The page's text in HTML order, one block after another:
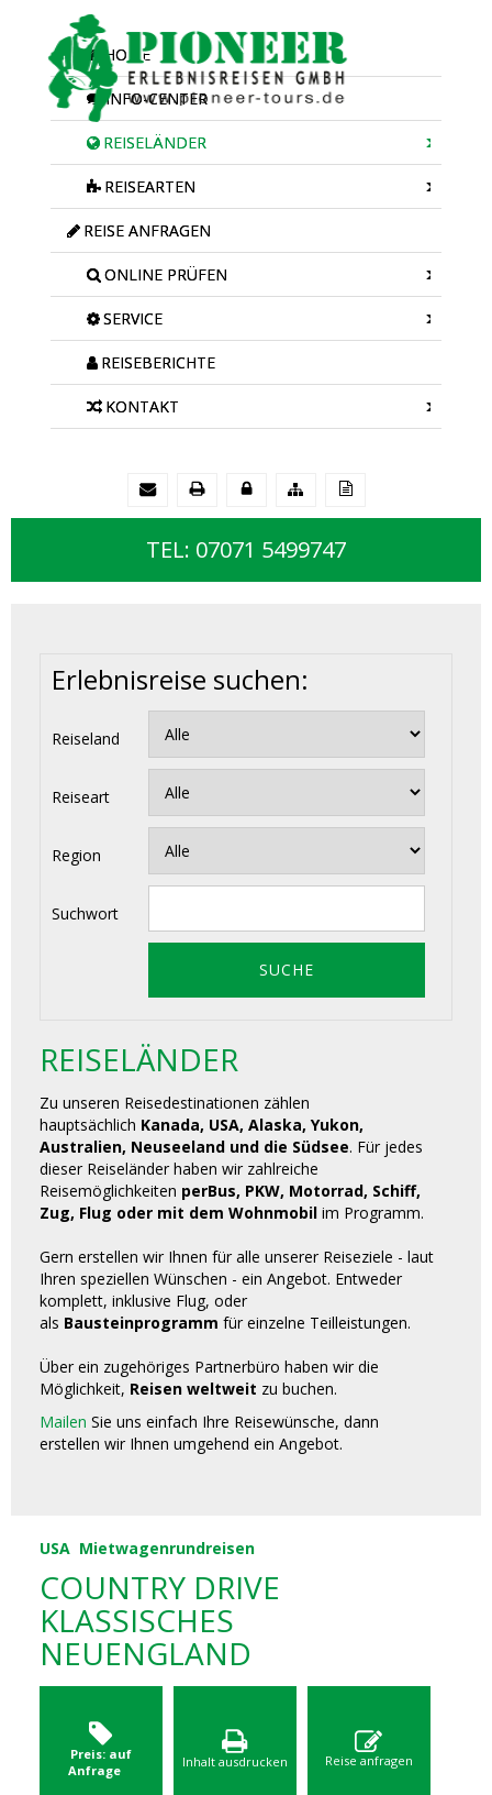
HOME
INFO-CENTER
REISELÄNDER
REISEARTEN
REISE ANFRAGEN
ONLINE PRÜFEN
SERVICE
REISEBERICHTE
KONTAKT
TEL: 07071 5499747
Erlebnisreise suchen:
Reiseland
Reiseart
Region
Suchwort
REISELÄNDER
Zu unseren Reisedestinationen zählen
hauptsächlich Kanada, USA, Alaska, Yukon,
Australien, Neuseeland und die Südsee. Für jedes
dieser Reiseländer haben wir zahlreiche
Reisemöglichkeiten perBus, PKW, Motorrad, Schiff,
Zug, Flug oder mit dem Wohnmobil im Programm.
Gern erstellen wir Ihnen für alle unserer Reiseziele - laut
Ihren speziellen Wünschen - ein Angebot. Entweder
komplett, inklusive Flug, oder
als Bausteinprogramm für einzelne Teilleistungen.
Über ein zugehöriges Partnerbüro haben wir die
Möglichkeit, Reisen weltweit zu buchen.
Mailen Sie uns einfach Ihre Reisewünsche, dann
erstellen wir Ihnen umgehend ein Angebot.
USA Mietwagenrundreisen
COUNTRY DRIVE
KLASSISCHES
NEUENGLAND
Preis: auf
Anfrage
Inhalt ausdrucken Reise anfragen